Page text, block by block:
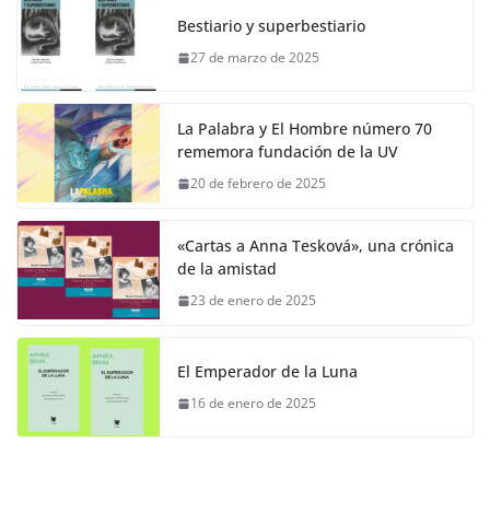
Bestiario y superbestiario
27 de marzo de 2025
La Palabra y El Hombre número 70
rememora fundación de la UV
20 de febrero de 2025
«Cartas a Anna Tesková», una crónica
de la amistad
23 de enero de 2025
El Emperador de la Luna
16 de enero de 2025